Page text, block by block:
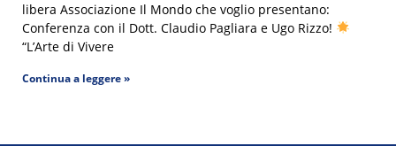
libera Associazione Il Mondo che voglio presentano:
Conferenza con il Dott. Claudio Pagliara e Ugo Rizzo!
“L’Arte di Vivere
Continua a leggere »